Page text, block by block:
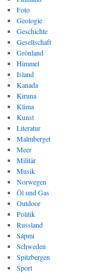
Foto
Geologie
Geschichte
Gesellschaft
Grönland
Himmel
Island
Kanada
Kiruna
Klima
Kunst
Literatur
Malmberget
Meer
Militär
Musik
Norwegen
Öl und Gas
Outdoor
Politik
Russland
Sápmi
Schweden
Spitzbergen
Sport